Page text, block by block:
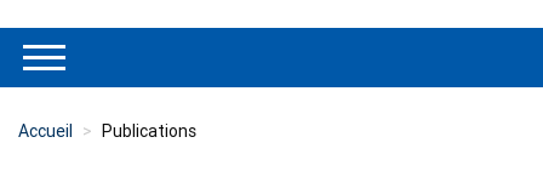
Accueil Publications